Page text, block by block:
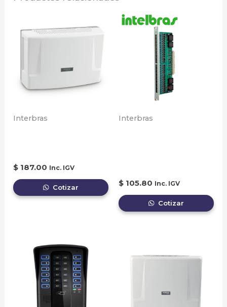
Interbras
$ 187.00 Inc. IGV
Cotizar
Interbras
$ 105.80 Inc. IGV
Cotizar